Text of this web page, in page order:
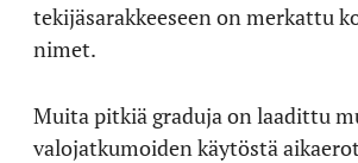
tekijäsarakkeeseen on merkattu
nimet.
Muita pitkiä graduja on laadittu
valojatkumoiden käytöstä